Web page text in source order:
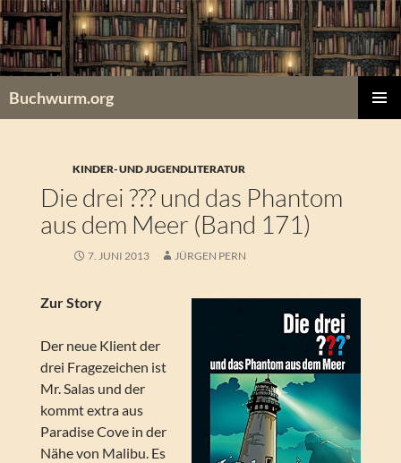
Zum
Inhalt
springen
Buchwurm.org
KINDER- UND JUGENDLITERATUR
Die drei ??? und das Phantom
aus dem Meer (Band 171)
7. JUNI 2013 JÜRGEN PERN
Zur Story
Der neue Klient der
drei Fragezeichen ist
Mr. Salas und der
kommt extra aus
Paradise Cove in der
Nähe von Malibu. Es